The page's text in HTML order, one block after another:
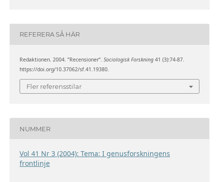
REFERERA SÅ HÄR
Redaktionen. 2004. ”Recensioner”. Sociologisk Forskning41 (3):74-87.
https://doi.org/10.37062/sf.41.19380.
Fler referensstilar
NUMMER
Vol 41 Nr 3 (2004): Tema: I genusforskningens
frontlinje